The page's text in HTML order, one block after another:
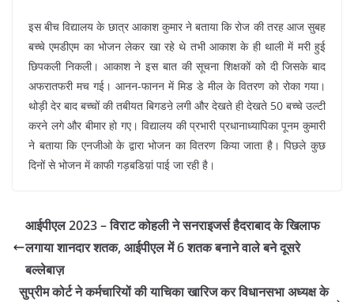
इस बीच विद्यालय के छात्र आकाश कुमार ने बताया कि रोज की तरह आज सुबह
बच्चे एमडीएम का भोजन लेकर खा रहे थे तभी आकाश के ही थाली में मरी हुई
छिपकली निकली। आकाश ने इस बात की सूचना शिक्षकों को दी जिसके बाद
अफरातफरी मच गई। आनन-फानन में मिड डे मील के वितरण को रोका गया।
थोड़ी देर बाद बच्चों की तबीयत बिगडऩे लगी और देखते ही देखते 50 बच्चे उल्टी
करने लगे और बीमार हो गए। विद्यालय की प्रभारी प्रधानाध्यापिका पूनम कुमारी
ने बताया कि एनजीओ के द्वारा भोजन का वितरण किया जाता है। पिछले कुछ
दिनों से भोजन में काफी गड़बडिय़ां पाई जा रही है।
आईपीएल 2023 – विराट कोहली ने सनराइजर्स हैदराबाद के खिलाफ
लगाया शानदार शतक, आईपीएल में 6 शतक बनाने वाले बने दूसरे
बल्लेबाज़
सुप्रीम कोर्ट ने कर्मचारियों की याचिका खारिज कर विधानसभा अध्यक्ष के